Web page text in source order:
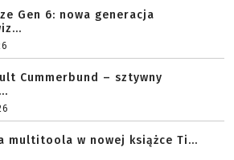
Gen 6: nowa generacja
Cummerbund – sztywny
multitoola w nowej książce Ti...